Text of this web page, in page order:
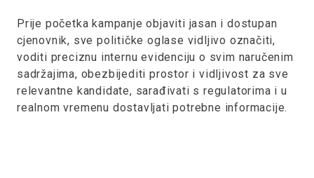
Prije početka kampanje objaviti jasan i dostupan
cjenovnik, sve političke oglase vidljivo označiti,
voditi preciznu internu evidenciju o svim naručenim
sadržajima, obezbijediti prostor i vidljivost za sve
relevantne kandidate, sarađivati s regulatorima i u
realnom vremenu dostavljati potrebne informacije.